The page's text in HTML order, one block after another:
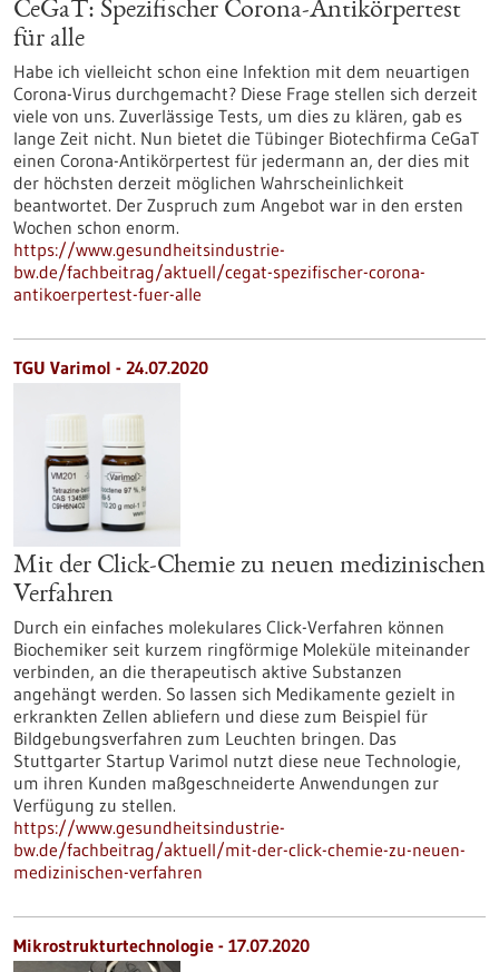
CeGaT: Spezifischer Corona-Antikörpertest
für alle
Habe ich vielleicht schon eine Infektion mit dem neuartigen
Corona-Virus durchgemacht? Diese Frage stellen sich derzeit
viele von uns. Zuverlässige Tests, um dies zu klären, gab es
lange Zeit nicht. Nun bietet die Tübinger Biotechfirma CeGaT
einen Corona-Antikörpertest für jedermann an, der dies mit
der höchsten derzeit möglichen Wahrscheinlichkeit
beantwortet. Der Zuspruch zum Angebot war in den ersten
Wochen schon enorm.
https://www.gesundheitsindustrie-
bw.de/fachbeitrag/aktuell/cegat-spezifischer-corona-
antikoerpertest-fuer-alle
TGU Varimol - 24.07.2020
Mit der Click-Chemie zu neuen medizinischen
Verfahren
Durch ein einfaches molekulares Click-Verfahren können
Biochemiker seit kurzem ringförmige Moleküle miteinander
verbinden, an die therapeutisch aktive Substanzen
angehängt werden. So lassen sich Medikamente gezielt in
erkrankten Zellen abliefern und diese zum Beispiel für
Bildgebungsverfahren zum Leuchten bringen. Das
Stuttgarter Startup Varimol nutzt diese neue Technologie,
um ihren Kunden maßgeschneiderte Anwendungen zur
Verfügung zu stellen.
https://www.gesundheitsindustrie-
bw.de/fachbeitrag/aktuell/mit-der-click-chemie-zu-neuen-
medizinischen-verfahren
Mikrostrukturtechnologie - 17.07.2020